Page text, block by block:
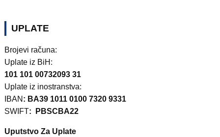
UPLATE
Brojevi računa:
Uplate iz BiH:
101 101 00732093 31
Uplate iz inostranstva:
IBAN : BA39 1011 0100 7320 9331
SWIFT: PBSCBA22
Uputstvo Za Uplate